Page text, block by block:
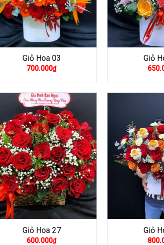
Giỏ Hoa 03
700.000₫
Giỏ
Giỏ Hoa 27
600.000₫
Giỏ